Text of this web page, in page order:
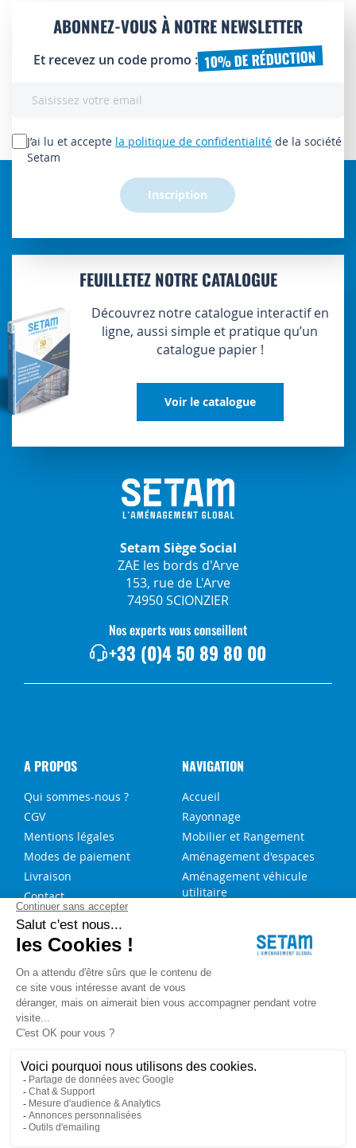
ABONNEZ-VOUS À NOTRE NEWSLETTER
Et recevez un code promo : 10% DE RÉDUCTION
lettre
d’information
J’ai lu et accepte la politique de confidentialité de la société
Setam
Inscription
FEUILLETEZ NOTRE CATALOGUE
Découvrez notre catalogue interactif en
ligne, aussi simple et pratique qu’un
catalogue papier !
Voir le catalogue
Setam Siège Social
ZAE les bords d'Arve
153, rue de L'Arve
74950 SCIONZIER
Nos experts vous conseillent
+33 (0)4 50 89 80 00
A PROPOS
Qui sommes-nous ?
CGV
Mentions légales
Modes de paiement
Livraison
Contact
NAVIGATION
Accueil
Rayonnage
Mobilier et Rangement
Aménagement d'espaces
Aménagement véhicule
utilitaire
NOS SERVICES
FAQ
Blog
Aide au choix rayonnage
Service de montage
Besoin d'aide ?